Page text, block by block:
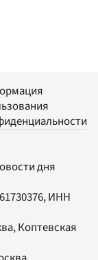
дня
ИНН
Коптевская